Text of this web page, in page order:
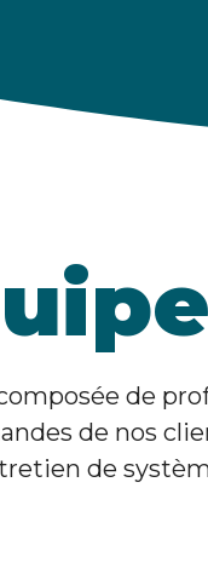
de
de nos
de